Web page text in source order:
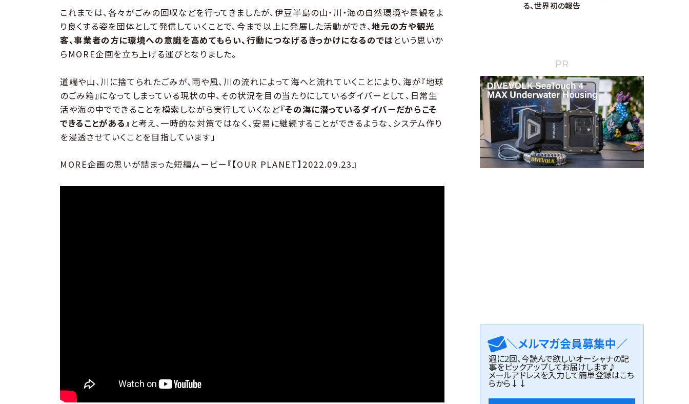
これまでは、各々がごみの回収などを行ってきましたが、伊豆半島の山・川・海の自然環境や景観をよ
り良くする姿を団体として発信していくことで、今まで以上に発展した活動ができ、地元の方や観光
客、事業者の方に環境への意識を高めてもらい、行動につなげるきっかけになるのでは という思いか
らMORE企画を立ち上げる運びとなりました。
道端や山、川に捨てられたごみが、雨や風、川の流れによって海へと流れていくことにより、海が『地球
のごみ箱』になってしまっている現状の中、その状況を目の当たりにしているダイバーとして、日常生
活や海の中でできることを模索しながら実行していくなど『その海に潜っているダイバーだからこそ
できることがある』 と考え、一時的な対策ではなく、安易に継続することができるような、システム作り
を浸透させていくことを目指しています」
MORE企画の思いが詰まった短編ムービー『【OUR PLANET】2022.09.23』
る、世界初の報告
PR
＼メルマガ会員募集中／
週に2回、今読んで欲しいオーシャナの記
事をピックアップしてお届けします♪
メールアドレスを入力して簡単登録はこち
らから↓↓